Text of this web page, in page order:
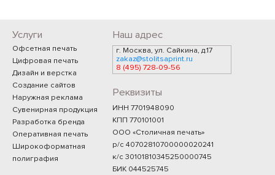
Услуги
Офсетная печать
Цифровая печать
Дизайн и верстка
Создание сайтов
Наружная реклама
Сувенирная продукция
Разработка бренда
Оперативная печать
Широкоформатная
полиграфия
Наш адрес
г. Москва, ул. Сайкина, д.17
zakaz@stolitsaprint.ru
8 (495) 728-09-56
Реквизиты
ИНН 7701948090
КПП 770101001
ООО «Столичная печать»
р/с 40702810700000020241
к/с 30101810345250000745
БИК 044525745